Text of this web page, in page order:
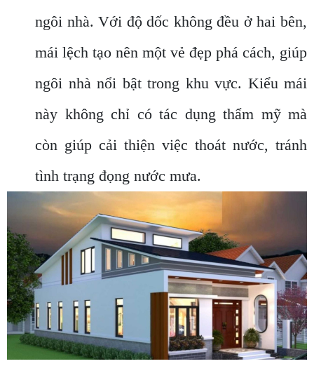
ngôi nhà. Với độ dốc không đều ở hai bên,
mái lệch tạo nên một vẻ đẹp phá cách, giúp
ngôi nhà nổi bật trong khu vực. Kiểu mái
này không chỉ có tác dụng thẩm mỹ mà
còn giúp cải thiện việc thoát nước, tránh
tình trạng đọng nước mưa.